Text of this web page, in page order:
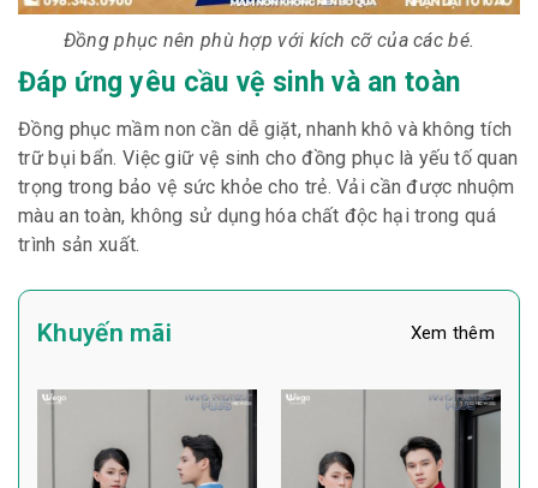
Đồng phục nên phù hợp với kích cỡ của các bé.
Đáp ứng yêu cầu vệ sinh và an toàn
Đồng phục mầm non cần dễ giặt, nhanh khô và không tích
trữ bụi bẩn. Việc giữ vệ sinh cho đồng phục là yếu tố quan
trọng trong bảo vệ sức khỏe cho trẻ. Vải cần được nhuộm
màu an toàn, không sử dụng hóa chất độc hại trong quá
trình sản xuất.
Khuyến mãi Xem thêm